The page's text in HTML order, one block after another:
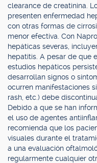
clearance de creatinina.
presenten enfermedad
con otras formas de
menor efectiva. Con
hepáticas severas,
hepatitis. A pesar de que
estudios hepáticos
desarrollan signos o
ocurren manifestaciones
rash, etc.) debe
Debido a que se han
el uso de agentes
recomienda que los
visuales durante el
a una evaluación
regularmente cualquier